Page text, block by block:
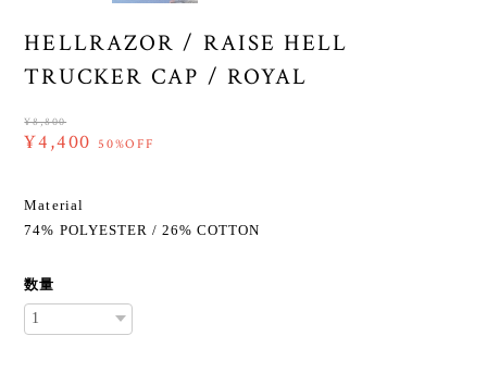
HELLRAZOR / RAISE HELL
TRUCKER CAP / ROYAL
¥8,800
¥4,400 50%OFF
Material
74% POLYESTER / 26% COTTON
数量